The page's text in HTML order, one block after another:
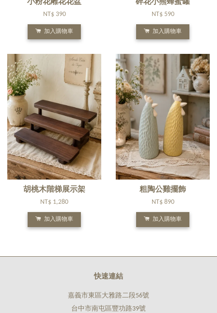
小粉花雕花花盆
NT$ 390
加入購物車
碎花小熊蜂蜜罐
NT$ 590
加入購物車
胡桃木階梯展示架
NT$ 1,280
加入購物車
粗陶公雞擺飾
NT$ 890
加入購物車
快速連結
嘉義市東區大雅路二段56號
台中市南屯區豐功路39號